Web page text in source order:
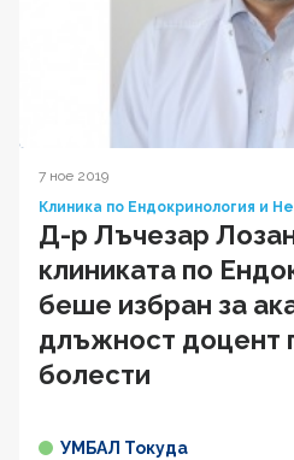
7 ное 2019
Клиника по Ендокринология и
Д-р Лъчезар
клиниката по
беше избран за
длъжност доцент
болести
УМБАЛ Токуда